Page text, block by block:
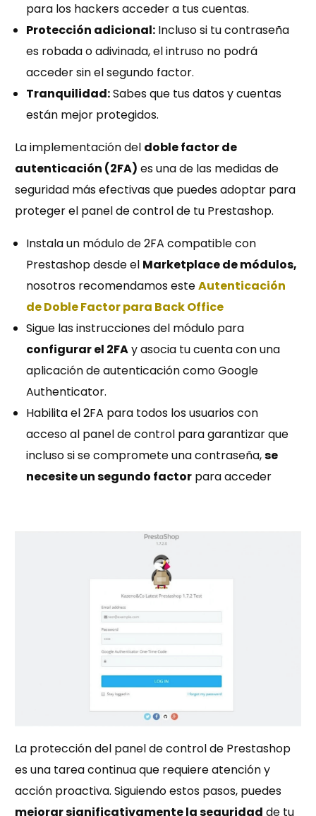
para los hackers acceder a tus cuentas.
Protección adicional: Incluso si tu contraseña
es robada o adivinada, el intruso no podrá
acceder sin el segundo factor.
Tranquilidad:Sabes que tus datos y cuentas
están mejor protegidos.
La implementación del doble factor de
autenticación (2FA) es una de las medidas de
seguridad más efectivas que puedes adoptar para
proteger el panel de control de tu Prestashop.
Instala un módulo de 2FA compatible con
Prestashop desde el Marketplace de módulos,
nosotros recomendamos esteAutenticación
de Doble Factor para Back Office
Sigue las instrucciones del módulo para
configurar el 2FAy asocia tu cuenta con una
aplicación de autenticación como Google
Authenticator.
Habilita el 2FA para todos los usuarios con
acceso al panel de control para garantizar que
incluso si se compromete una contraseña,se
necesite un segundo factor para acceder
La protección del panel de control de Prestashop
es una tarea continua que requiere atención y
acción proactiva. Siguiendo estos pasos, puedes
mejorar significativamente la seguridad de tu